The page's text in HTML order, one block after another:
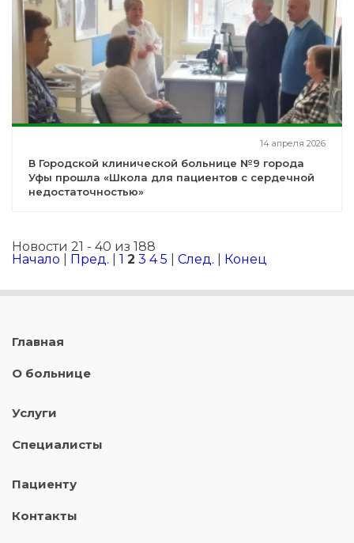
14 апреля 2026
В Городской клинической больнице №9 города
Уфы прошла «Школа для пациентов с сердечной
недостаточностью»
Новости 21 - 40 из 188
Начало
Пред. 1 2 3 4 5 След. Конец
Главная
О больнице
Услуги
Специалисты
Пациенту
Контакты